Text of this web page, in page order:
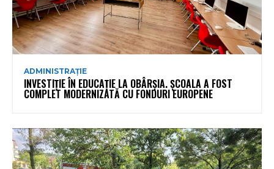
ADMINISTRAȚIE
INVESTIȚIE ÎN EDUCAȚIE LA OBÂRȘIA. ȘCOALA A FOST
COMPLET MODERNIZATĂ CU FONDURI EUROPENE